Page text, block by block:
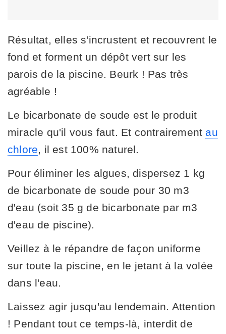
Résultat, elles s'incrustent et recouvrent le
fond et forment un dépôt vert sur les
parois de la piscine. Beurk ! Pas très
agréable !
Le bicarbonate de soude est le produit
miracle qu'il vous faut. Et contrairement au
chlore , il est 100% naturel.
Pour éliminer les algues, dispersez 1 kg
de bicarbonate de soude pour 30 m3
d'eau (soit 35 g de bicarbonate par m3
d'eau de piscine).
Veillez à le répandre de façon uniforme
sur toute la piscine, en le jetant à la volée
dans l'eau.
Laissez agir jusqu'au lendemain. Attention
! Pendant tout ce temps-là, interdit de